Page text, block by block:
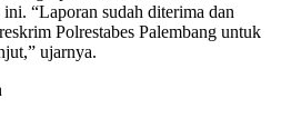
“Laporan sudah diterima dan
Polrestabes Palembang untuk
ujarnya.